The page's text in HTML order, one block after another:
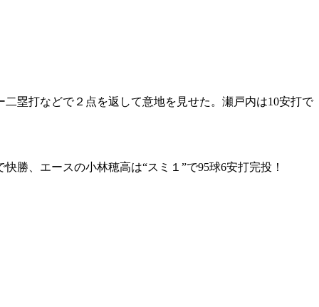
塁打などで２点を返して意地を見せた。瀬戸内は10安打で
勝、エースの小林穂高は“スミ１”で95球6安打完投！